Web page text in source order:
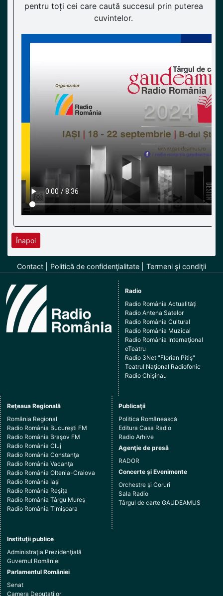
pentru toți cei care caută succesul prin puterea
cuvintelor.
Înapoi
Contact Politică de confidenţialitate Termeni şi condiţii
Radio
Radio România Actualităţi
Radio Antena Satelor
Radio România Cultural
Radio România Muzical
Radio România Internaţional
eTeatru
Radio 3Net "Florian Pitiş"
Teatrul Naţional Radiofonic
Radio Chişinău
Reţeaua Regională
România Regional
Radio România Bucureşti FM
Radio România Braşov FM
Radio România Cluj
Radio România Constanţa
Radio România Vacanţa
Radio România Oltenia-Craiova
Radio România Iaşi
Radio România Reşiţa
Radio România Târgu Mureş
Radio România Timişoara
Publicaţii
Politica Românească
Editura Casa Radio
Radio Arhive
Agenţie de presă
RADOR
Concerte şi Evenimente
Orchestre şi Coruri
Sala Radio
Târgul de carte GAUDEAMUS
Instituţii publice
Administraţia Prezidenţială
Guvernul României
Parlamentul României
Senat
Camera Deputaţilor